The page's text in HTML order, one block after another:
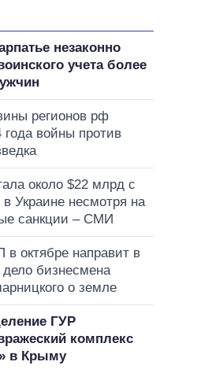
незаконно
учета более
регионов рф
года войны против
около $22 млрд с
Украине несмотря на
санкции – СМИ
в октябре направит в
дело бизнесмена
о земле
ГУР
комплекс
в Крыму